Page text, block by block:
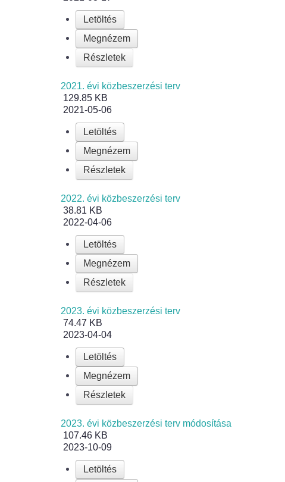
Letöltés
Megnézem
Részletek
2021. évi közbeszerzési terv
129.85 KB
2021-05-06
Letöltés
Megnézem
Részletek
2022. évi közbeszerzési terv
38.81 KB
2022-04-06
Letöltés
Megnézem
Részletek
2023. évi közbeszerzési terv
74.47 KB
2023-04-04
Letöltés
Megnézem
Részletek
2023. évi közbeszerzési terv módosítása
107.46 KB
2023-10-09
Letöltés